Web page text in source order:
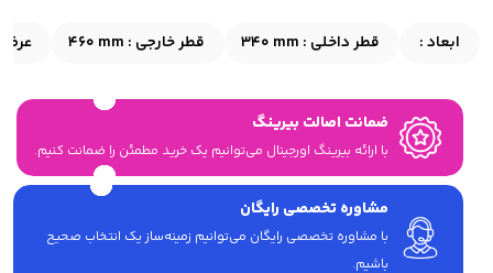
ابعاد : قطر داخلی : 340 mm قطر خارجی : 460 mm
ضمانت اصالت بیرینگ
با ارائه بیرینگ اورجینال می‎‌توانیم یک خرید مطمئن را ضمانت کنیم.
مشاوره تخصصی رایگان
با مشاوره تخصصی رایگان می‌توانیم زمینه‌ساز یک انتخاب صحیح
باشیم.